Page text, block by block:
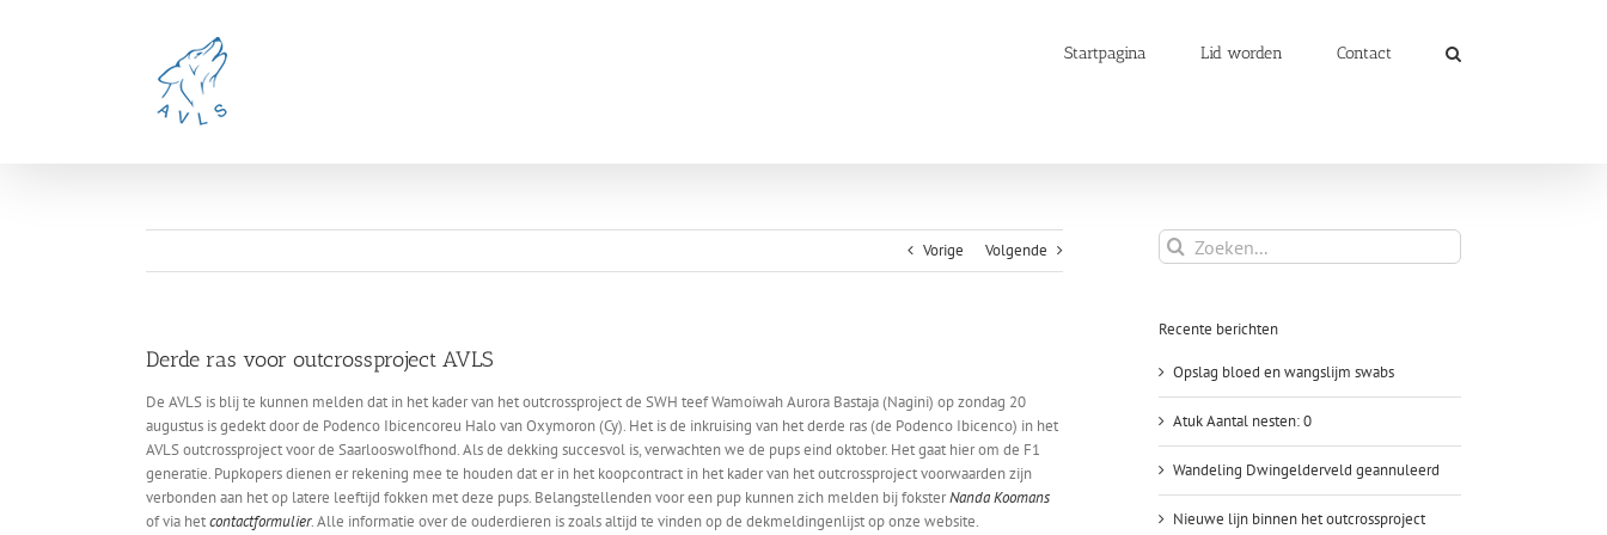
Startpagina Lid worden Contact
Vorige Volgende
Derde ras voor outcrossproject AVLS
De AVLS is blij te kunnen melden dat in het kader van het outcrossproject de SWH teef Wamoiwah Aurora Bastaja (Nagini) op zondag 20
augustus is gedekt door de Podenco Ibicencoreu Halo van Oxymoron (Cy). Het is de inkruising van het derde ras (de Podenco Ibicenco) in het
AVLS outcrossproject voor de Saarlooswolfhond. Als de dekking succesvol is, verwachten we de pups eind oktober. Het gaat hier om de F1
generatie. Pupkopers dienen er rekening mee te houden dat er in het koopcontract in het kader van het outcrossproject voorwaarden zijn
verbonden aan het op latere leeftijd fokken met deze pups. Belangstellenden voor een pup kunnen zich melden bij foksterNanda Koomans
of via hetcontactformulier. Alle informatie over de ouderdieren is zoals altijd te vinden op de dekmeldingenlijst op onze website.
Zoeken
naar:
Recente berichten
Opslag bloed en wangslijm swabs
Atuk Aantal nesten: 0
Wandeling Dwingelderveld geannuleerd
Nieuwe lijn binnen het outcrossproject